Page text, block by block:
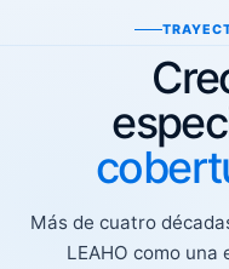
Más de cuatro
LEAHO como